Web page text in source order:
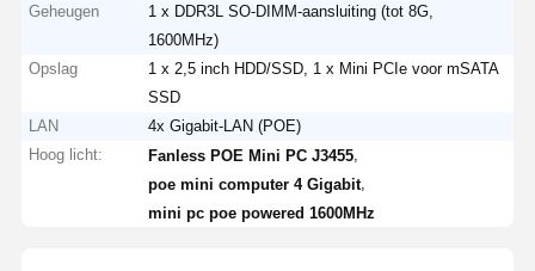
Geheugen
1 x DDR3L SO-DIMM-aansluiting (tot 8G,
1600MHz)
Opslag
1 x 2,5 inch HDD/SSD, 1 x Mini PCIe voor mSATA
SSD
LAN
4x Gigabit-LAN ​​(POE)
Hoog licht:
Fanless POE Mini PC J3455
poe mini computer 4 Gigabit
mini pc poe powered 1600MHz